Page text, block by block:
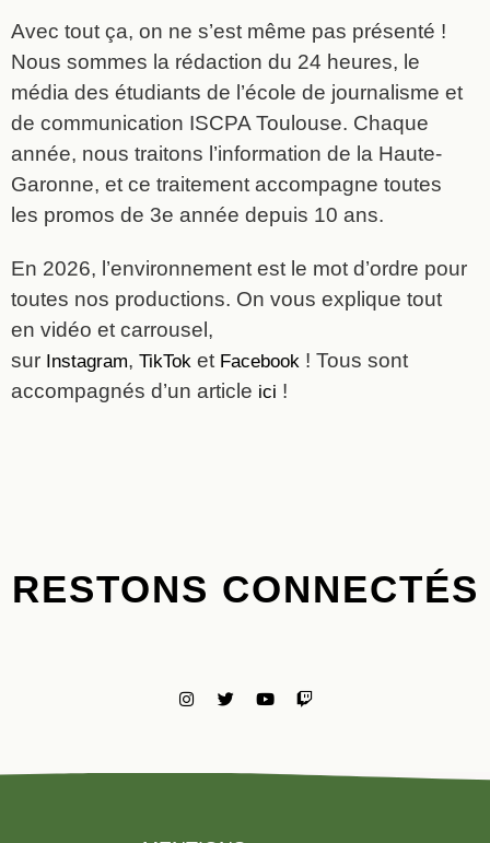
Avec tout ça, on ne s’est même pas présenté !
Nous sommes la rédaction du 24 heures, le
média des étudiants de l’école de journalisme et
de communication ISCPA Toulouse. Chaque
année, nous traitons l’information de la Haute-
Garonne, et ce traitement accompagne toutes
les promos de 3e année depuis 10 ans.
En 2026, l’environnement est le mot d’ordre pour
toutes nos productions. On vous explique tout
en vidéo et carrousel,
sur Instagram, TikTok et Facebook ! Tous sont
accompagnés d’un article ici !
RESTONS CONNECTÉS